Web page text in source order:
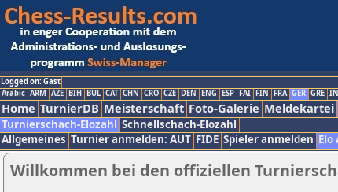
Logged on: Gast
Arabic ARM AZE BIH BUL CAT CHN CRO CZE DEN ENG ESP FAI FIN FRA GER GRE
Home TurnierDB Meisterschaft Foto-Galerie Meldekartei
Turnierschach-Elozahl Schnellschach-Elozahl
Allgemeines Turnier anmelden: AUT FIDE Spieler anmelden Elo
Willkommen bei den offiziellen